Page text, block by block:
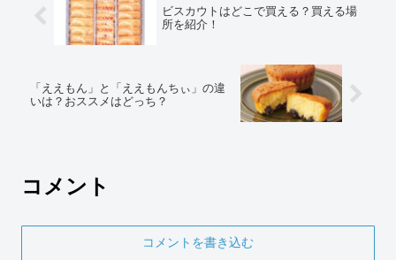
ビスカウトはどこで買える？買える場
所を紹介！
「ええもん」と「ええもんちぃ」の違
いは？おススメはどっち？
コメント
コメントを書き込む